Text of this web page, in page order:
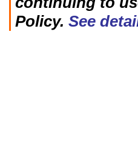
Policy. See